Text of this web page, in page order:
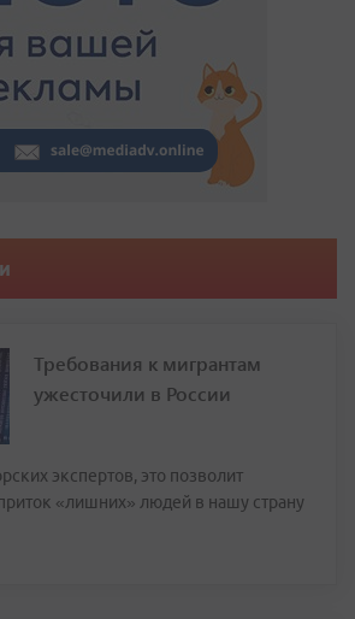
Требования к мигрантам
ужесточили в России
экспертов, это позволит
«лишних» людей в нашу страну